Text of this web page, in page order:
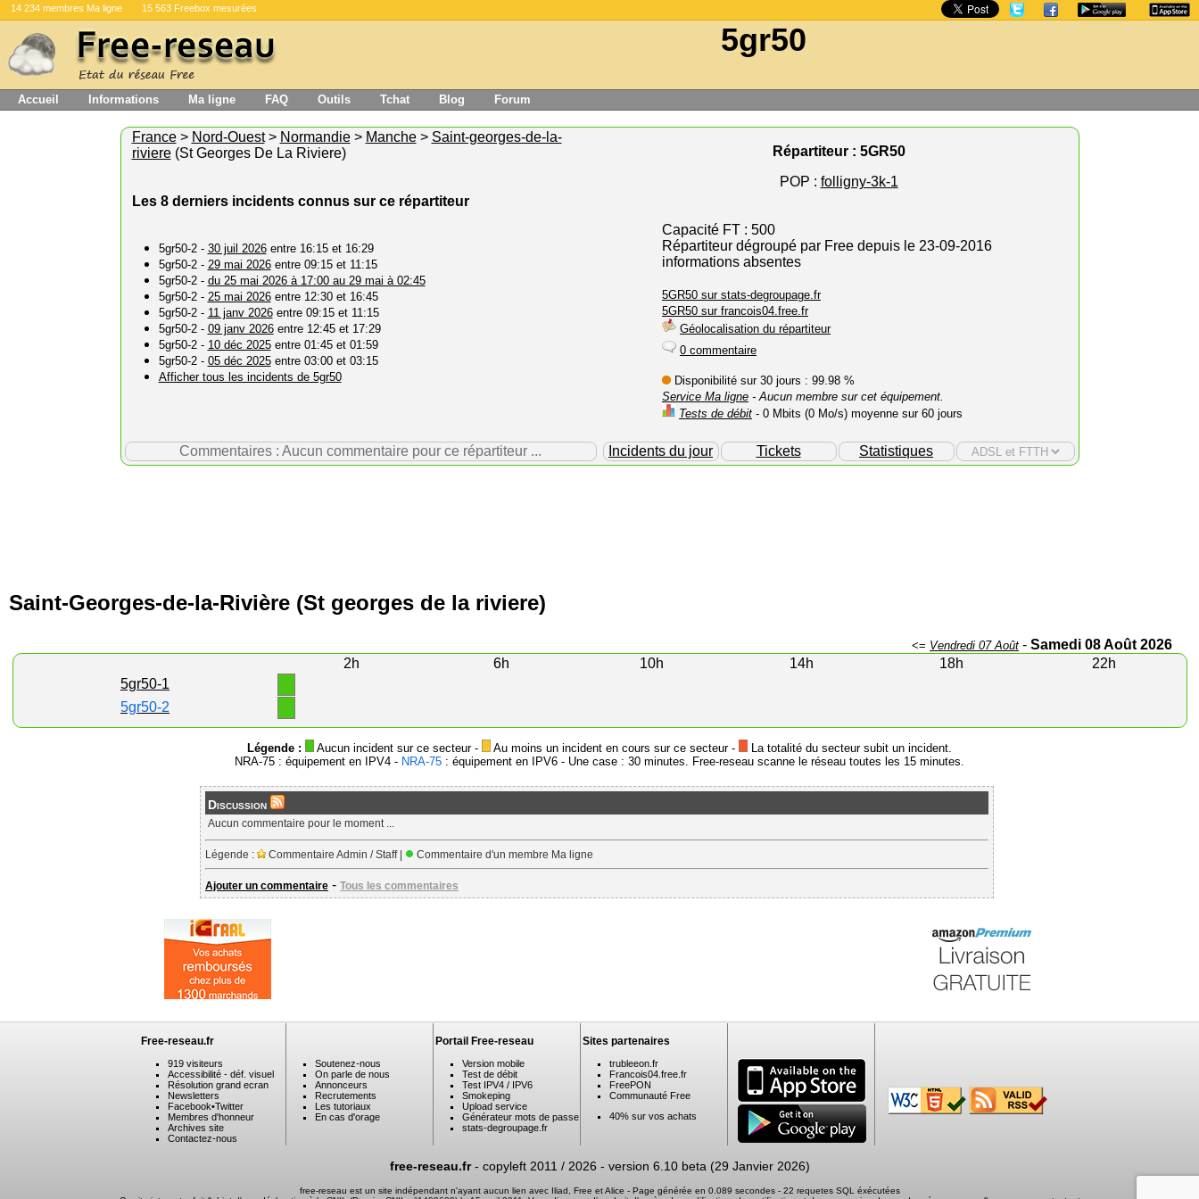
14 234 membres Ma ligne 15 563 Freebox mesurées
5gr50
Accueil Informations Ma ligne FAQ Outils Tchat Blog Forum
France> Nord-Ouest> Normandie> Manche> Saint-georges-de-la-
riviere(St Georges De La Riviere)
Les 8 derniers incidents connus sur ce répartiteur
5gr50-2 - 30 juil 2026entre 16:15 et 16:29
5gr50-2 - 29 mai 2026entre 09:15 et 11:15
5gr50-2 - du 25 mai 2026 à 17:00 au 29 mai à 02:45
5gr50-2 - 25 mai 2026entre 12:30 et 16:45
5gr50-2 - 11 janv 2026entre 09:15 et 11:15
5gr50-2 - 09 janv 2026entre 12:45 et 17:29
5gr50-2 - 10 déc 2025entre 01:45 et 01:59
5gr50-2 - 05 déc 2025entre 03:00 et 03:15
Afficher tous les incidents de 5gr50
Répartiteur : 5GR50
POP : folligny-3k-1
Capacité FT : 500
Répartiteur dégroupé par Free depuis le 23-09-2016
informations absentes
5GR50 sur stats-degroupage.fr
5GR50 sur francois04.free.fr
Géolocalisation du répartiteur
0 commentaire
Disponibilité sur 30 jours : 99.98 %
Service Ma ligne - Aucun membre sur cet équipement.
Tests de débit - 0 Mbits (0 Mo/s) moyenne sur 60 jours
Commentaires : Aucun commentaire pour ce répartiteur ... Incidents du jour Tickets Statistiques
Saint-Georges-de-la-Rivière (St georges de la riviere)
<= Vendredi 07 Août - Samedi 08 Août 2026
2h
6h 10h 14h 18h
22h
5gr50-1
5gr50-2
Légende : Aucun incident sur ce secteur - Au moins un incident en cours sur ce secteur -
La totalité du secteur subit un incident.
NRA-75 : équipement en IPV4 - NRA-75 : équipement en IPV6 - Une case : 30 minutes. Free-reseau scanne le réseau toutes les 15 minutes.
Discussion
Aucun commentaire pour le moment ...
Légende : Commentaire Admin / Staff | Commentaire d'un membre Ma ligne
Ajouter un commentaire - Tous les commentaires
Free-reseau.fr
919 visiteurs
Accessibilité - déf. visuel
Résolution grand ecran
Newsletters
Facebook•Twitter
Membres d'honneur
Archives site
Contactez-nous
Soutenez-nous
On parle de nous
Annonceurs
Recrutements
Les tutoriaux
En cas d'orage
Portail Free-reseau
Version mobile
Test de débit
Test IPV4 / IPV6
Smokeping
Upload service
Générateur mots de passe
stats-degroupage.fr
Sites partenaires
trubleeon.fr
Francois04.free.fr
FreePON
Communauté Free
40% sur vos achats
free-reseau.fr- copyleft 2011 / 2026 - version 6.10 beta (29 Janvier 2026)
free-reseau est un site indépendant n'ayant aucun lien avec Iliad, Free et Alice - Page générée en 0.089 secondes - 22 requetes SQL éxécutées